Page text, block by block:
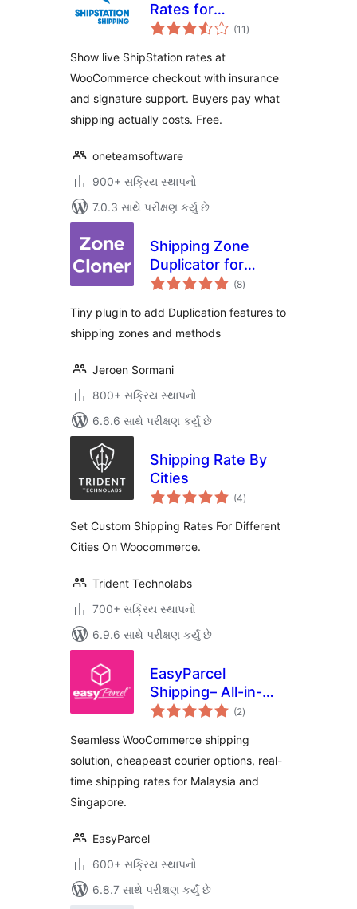
Rates for
WooCommerce
(11 કુલ
રેટિંગ્સ
)
Show live ShipStation rates at
WooCommerce checkout with insurance
and signature support. Buyers pay what
shipping actually costs. Free.
oneteamsoftware
900+ સક્રિય સ્થાપનો
7.0.3 સાથે પરીક્ષણ કર્યું છે
Shipping Zone
Duplicator for
WooCommerce
(8કુલ
રેટિંગ્સ
)
Tiny plugin to add Duplication features to
shipping zones and methods
Jeroen Sormani
800+ સક્રિય સ્થાપનો
6.6.6 સાથે પરીક્ષણ કર્યું છે
Shipping Rate By
Cities
(4કુલ
રેટિંગ્સ
)
Set Custom Shipping Rates For Different
Cities On Woocommerce.
Trident Technolabs
700+ સક્રિય સ્થાપનો
6.9.6 સાથે પરીક્ષણ કર્યું છે
EasyParcel
Shipping– All-in-
one Shipping
Shipping Rates
(2કુલ
રેટિંગ્સ
)
Seamless WooCommerce shipping
solution, cheapeast courier options, real-
time shipping rates for Malaysia and
Singapore.
EasyParcel
600+ સક્રિય સ્થાપનો
6.8.7 સાથે પરીક્ષણ કર્યું છે